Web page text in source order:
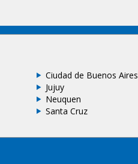
Ciudad de Buenos Aires
Jujuy
Neuquen
Santa Cruz